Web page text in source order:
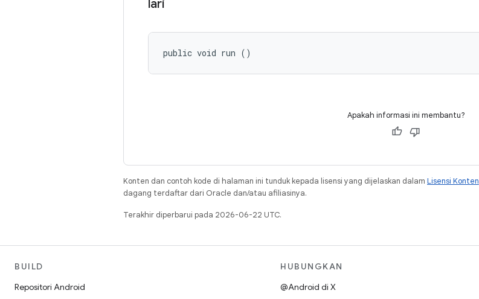
lari
public void run ()
Apakah informasi ini membantu?
Konten dan contoh kode di halaman ini tunduk kepada lisensi yang dijelaskan dalam Lisensi Konten
dagang terdaftar dari Oracle dan/atau afiliasinya.
Terakhir diperbarui pada 2026-06-22 UTC.
BUILD
Repositori Android
HUBUNGKAN
@Android di X